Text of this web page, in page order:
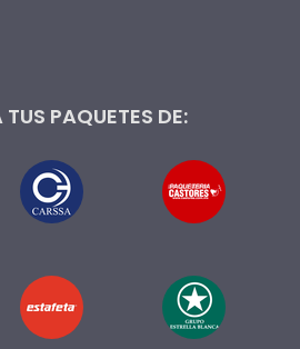
TUS PAQUETES DE: